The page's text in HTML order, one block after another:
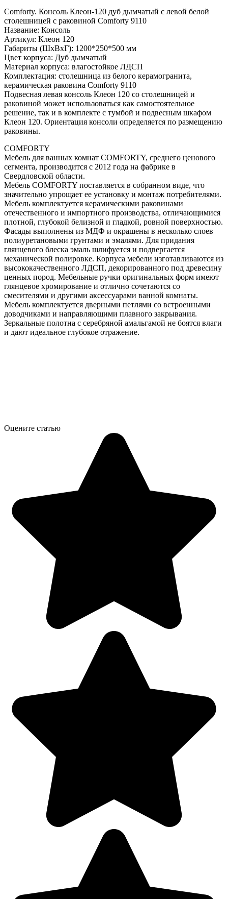
Comforty. Консоль Клеон-120 дуб дымчатый с левой белой
столешницей c раковиной Comforty 9110
Название: Консоль
Артикул: Клеон 120
Габариты (ШхВхГ): 1200*250*500 мм
Цвет корпуса: Дуб дымчатый
Материал корпуса: влагостойкое ЛДСП
Комплектация: столешница из белого керамогранита,
керамическая раковина Comforty 9110
Подвесная левая консоль Клеон 120 со столешницей и
раковиной может использоваться как самостоятельное
решение, так и в комплекте с тумбой и подвесным шкафом
Клеон 120. Ориентация консоли определяется по размещению
раковины.
COMFORTY
Мебель для ванных комнат COMFORTY, среднего ценового
сегмента, производится с 2012 года на фабрике в
Свердловской области.
Мебель COMFORTY поставляется в собранном виде, что
значительно упрощает ее установку и монтаж потребителями.
Мебель комплектуется керамическими раковинами
отечественного и импортного производства, отличающимися
плотной, глубокой белизной и гладкой, ровной поверхностью.
Фасады выполнены из МДФ и окрашены в несколько слоев
полиуретановыми грунтами и эмалями. Для придания
глянцевого блеска эмаль шлифуется и подвергается
механической полировке. Корпуса мебели изготавливаются из
высококачественного ЛДСП, декорированного под древесину
ценных пород. Мебельные ручки оригинальных форм имеют
глянцевое хромирование и отлично сочетаются со
смесителями и другими аксессуарами ванной комнаты.
Мебель комплектуется дверными петлями со встроенными
доводчиками и направляющими плавного закрывания.
Зеркальные полотна с серебряной амальгамой не боятся влаги
и дают идеальное глубокое отражение.
Оцените статью